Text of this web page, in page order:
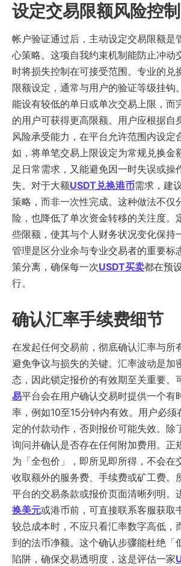
设定交易限额风险控制
帐户验证通过后，主动设定交易限额是
心策略。这项自我约束机制能防止冲动
时将损失控制在可接受范围。专业的兑
限额设定，通常与用户的验证等级挂钩
能设有较低的单日或单次交易上限，而
的用户可获得更高限额。用户应根据自
风险承受能力，在平台允许范围内设定
如，将单笔交易上限设定为常规兑换金
足日常需求，又能避免因一时失误或操
失。对于大额USDT兑换港币需求，建
策略，而非一次性完成。这种做法不仅
险，也降低了单次资金转移的关注度。
些限额，使其与个人财务状况变化保持
管理是区分业余与专业交易者的重要标
策分离，确保每一次USDT买卖都在预
行。
确认汇率手续费细节
在发起任何交易前，彻底确认汇率与所
避免争议与损失的关键。汇率波动是加
态，因此锁定报价的有效期至关重要。
易平台会在用户确认交易时提供一个有
率，例如10至15分钟内有效。用户必须
定的付款动作，否则报价可能失效。除
询问并确认是否存在任何附加费用。正
为「全包价」，即所见即所得，不会在
收取额外的服务费、手续费或矿工费。
平台的交易条款或报价页面清晰列明。
换美元或港币前，可直接联系客服获取
较总成本时，不应只看汇率数字高低，
到的法币净额。这个确认步骤能杜绝「
陷阱，确保交易透明度，这是评估一家